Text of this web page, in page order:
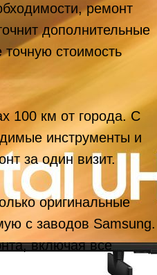
ремонт
дополнительные
стоимость
100 км от города. С
инструменты и
за один визит.
оригинальные
с заводов Samsung.
включая все